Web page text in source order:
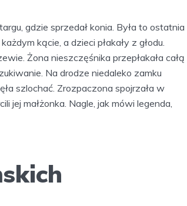
gdzie sprzedał konia. Była to ostatnia
kącie, a dzieci płakały z głodu.
Żona nieszczęśnika przepłakała całą
Na drodze niedaleko zamku
szlochać. Zrozpaczona spojrzała w
jej małżonka. Nagle, jak mówi legenda,